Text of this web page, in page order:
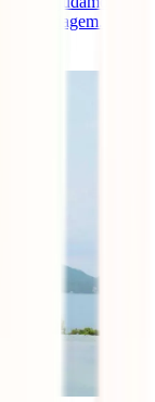
de viagem.